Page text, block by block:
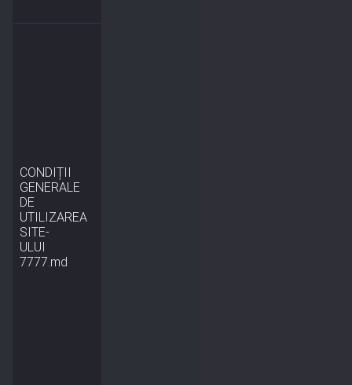
CONDIȚII
GENERALE
DE
UTILIZAREA
SITE-
ULUI
7777.md